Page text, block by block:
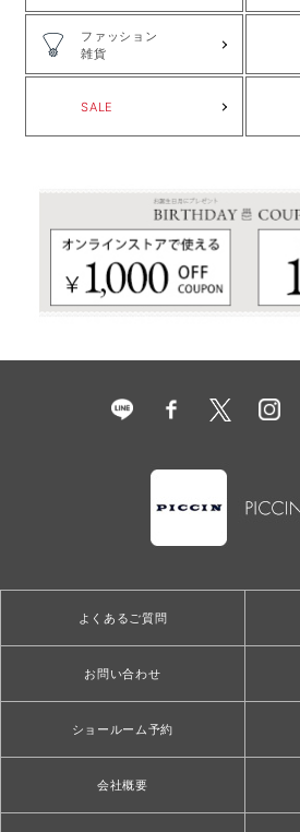
ファッション
雑貨
SALE
よくあるご質問
お問い合わせ
ショールーム予約
会社概要